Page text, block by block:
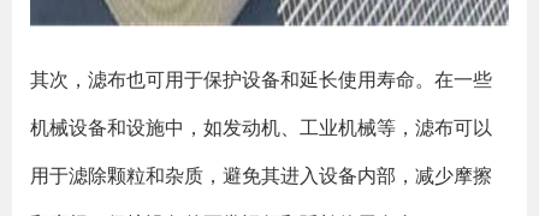
其次，滤布也可用于保护设备和延长使用寿命。在一些
机械设备和设施中，如发动机、工业机械等，滤布可以
用于滤除颗粒和杂质，避免其进入设备内部，减少摩擦